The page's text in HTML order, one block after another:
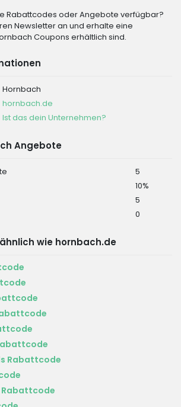
Rabattcodes oder Angebote verfügbar?
Newsletter an und erhalte eine
Coupons erhältlich sind.
Hornbach
hornbach.de
Ist das dein Unternehmen?
Angebote
5
10%
5
0
wie hornbach.de
Rabattcode
Rabattcode